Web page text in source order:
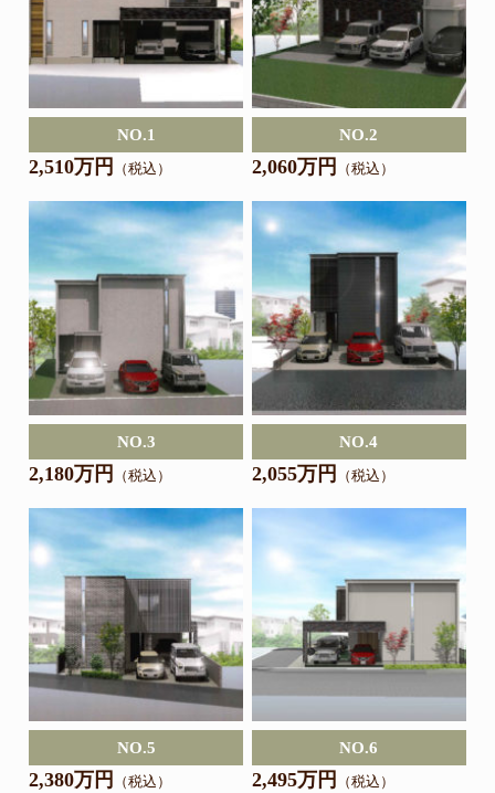
NO.1
2,510万円 （税込）
NO.2
2,060万円 （税込）
NO.3
2,180万円 （税込）
NO.4
2,055万円 （税込）
NO.5
2,380万円 （税込）
NO.6
2,495万円 （税込）